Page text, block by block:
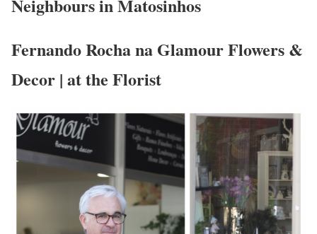
Neighbours in Matosinhos
Fernando Rocha na Glamour Flowers &
Decor | at the Florist